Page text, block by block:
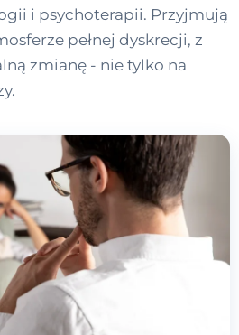
i psychoterapii. Przyjmują
pełnej dyskrecji, z
zmianę - nie tylko na